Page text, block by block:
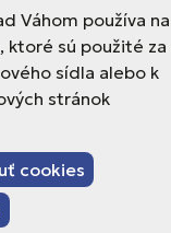
Váhom používa na
sú použité za
sídla alebo k
stránok
cookies